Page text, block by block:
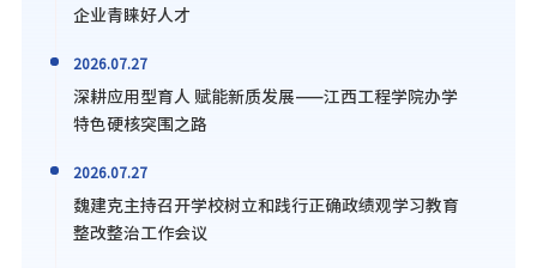
企业青睐好人才
2026.07.27
深耕应用型育人 赋能新质发展——江西工程学院办学
特色硬核突围之路
2026.07.27
魏建克主持召开学校树立和践行正确政绩观学习教育
整改整治工作会议